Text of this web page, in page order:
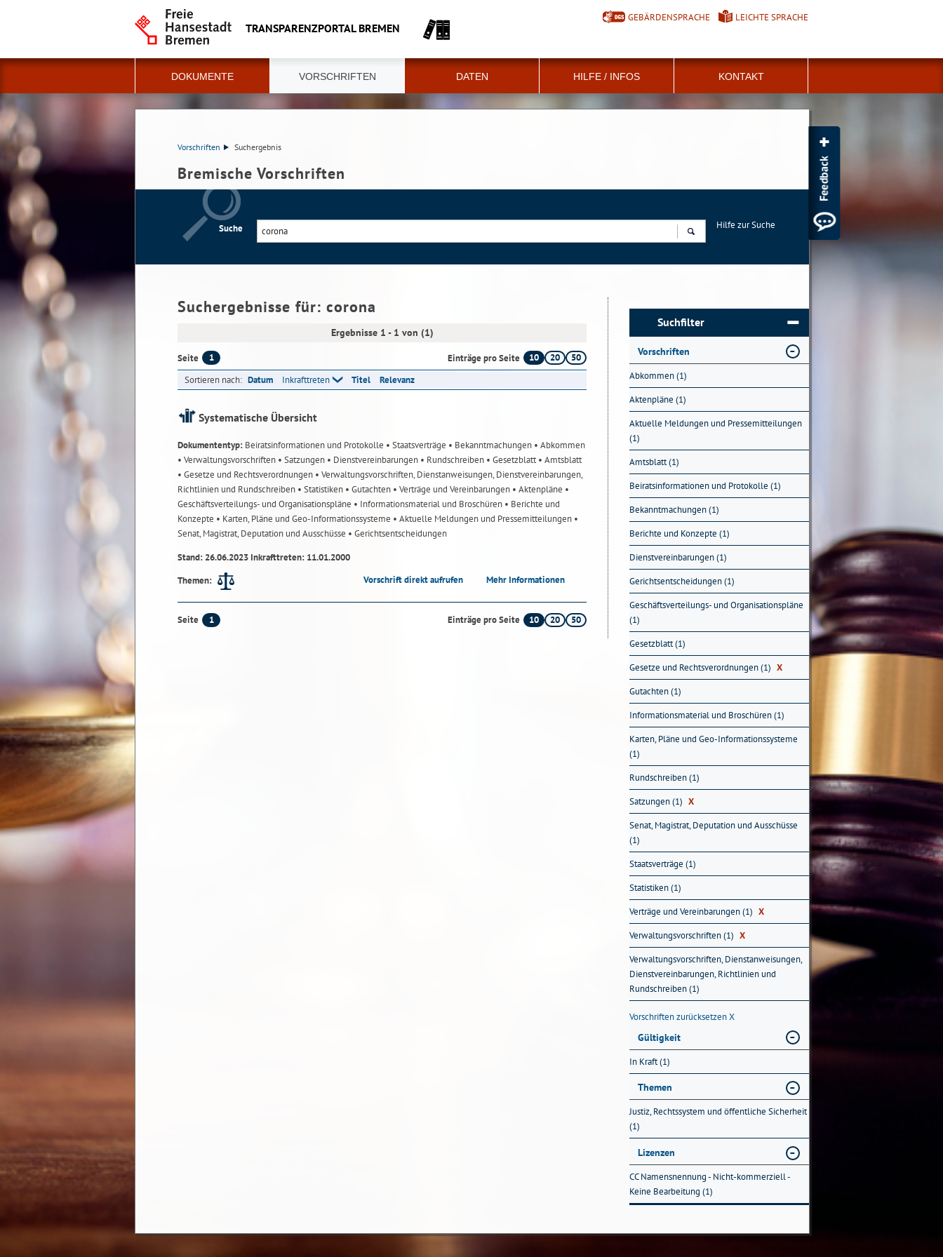
TRANSPARENZPORTAL BREMEN
GEBÄRDENSPRACHE LEICHTE SPRACHE
DOKUMENTE VORSCHRIFTEN DATEN HILFE / INFOS KONTAKT
Vorschriften Suchergebnis
Bremische Vorschriften
Suche
Hilfe zur Suche
Suchergebnisse für: corona
Ergebnisse 1 - 1 von (1)
Seite 1 Einträge pro Seite 10 20
50
Sortieren nach: Datum Inkrafttreten Titel Relevanz
Systematische Übersicht
Dokumententyp: Beiratsinformationen und Protokolle • Staatsverträge • Bekanntmachungen • Abkommen
• Verwaltungsvorschriften • Satzungen • Dienstvereinbarungen • Rundschreiben • Gesetzblatt• Amtsblatt
• Gesetze und Rechtsverordnungen • Verwaltungsvorschriften, Dienstanweisungen, Dienstvereinbarungen,
Richtlinien und Rundschreiben • Statistiken • Gutachten • Verträge und Vereinbarungen • Aktenpläne •
Geschäftsverteilungs- und Organisationspläne • Informationsmaterial und Broschüren • Berichte und
Konzepte • Karten, Pläne und Geo-Informationssysteme • Aktuelle Meldungen und Pressemitteilungen •
Senat, Magistrat, Deputation und Ausschüsse • Gerichtsentscheidungen
Stand: 26.06.2023 Inkrafttreten: 11.01.2000
Themen:
Vorschrift direkt aufrufen Mehr Informationen
Seite 1 Einträge pro Seite 10 20 50
Suchfilter
Vorschriften
Abkommen (1)
Aktenpläne (1)
Aktuelle Meldungen und Pressemitteilungen
(1)
Amtsblatt (1)
Beiratsinformationen und Protokolle (1)
Bekanntmachungen (1)
Berichte und Konzepte (1)
Dienstvereinbarungen (1)
Gerichtsentscheidungen (1)
Geschäftsverteilungs- und Organisationspläne
(1)
Gesetzblatt (1)
Gesetze und Rechtsverordnungen (1) X
Gutachten (1)
Informationsmaterial und Broschüren (1)
Karten, Pläne und Geo-Informationssysteme
(1)
Rundschreiben (1)
Satzungen (1) X
Senat, Magistrat, Deputation und Ausschüsse
(1)
Staatsverträge (1)
Statistiken (1)
Verträge und Vereinbarungen (1) X
Verwaltungsvorschriften (1) X
Verwaltungsvorschriften, Dienstanweisungen,
Dienstvereinbarungen, Richtlinien und
Rundschreiben (1)
Vorschriften zurücksetzenX
Gültigkeit
In Kraft (1)
Themen
Justiz, Rechtssystem und öffentliche Sicherheit
(1)
Lizenzen
CC Namensnennung - Nicht-kommerziell -
Keine Bearbeitung (1)